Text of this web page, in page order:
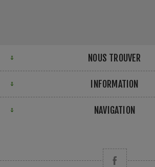
NOUS TROUVER
INFORMATION
NAVIGATION